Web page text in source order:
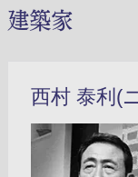
建築家